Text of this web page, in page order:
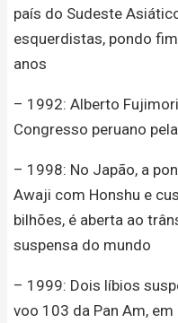
país do Sudeste
esquerdistas, pondo
anos
– 1992: Alberto
Congresso peruano
– 1998: No Japão, a
Awaji com Honshu e
bilhões, é aberta ao
suspensa do mundo
– 1999: Dois líbios
voo 103 da Pan Am,